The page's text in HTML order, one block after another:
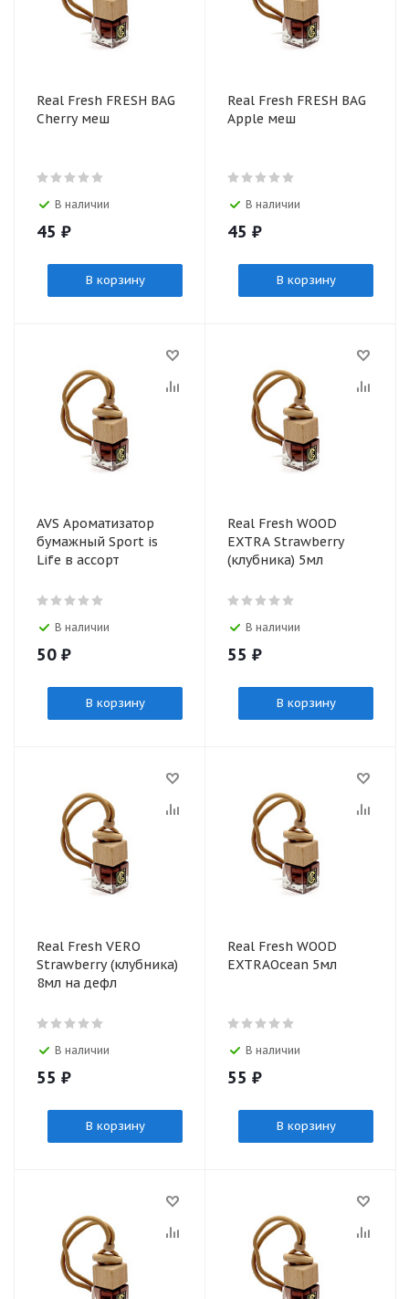
Real Fresh FRESH BAG
Cherry меш
В наличии
45 ₽
В корзину
Real Fresh FRESH BAG
Applе меш
В наличии
45 ₽
В корзину
AVS Ароматизатор
бумажный Sport is
Life в ассорт
В наличии
50 ₽
В корзину
Real Fresh WOOD
EXTRA Strawberry
(клубника) 5мл
В наличии
55 ₽
В корзину
Real Fresh VERO
Strawberry (клубника)
8мл на дефл
В наличии
55 ₽
В корзину
Real Fresh WOOD
EXTRAOcean 5мл
В наличии
55 ₽
В корзину